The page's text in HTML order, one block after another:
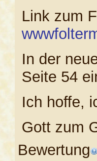
Link zum
In der
Seite 54
Ich hoffe,
Gott zum
Bewertung